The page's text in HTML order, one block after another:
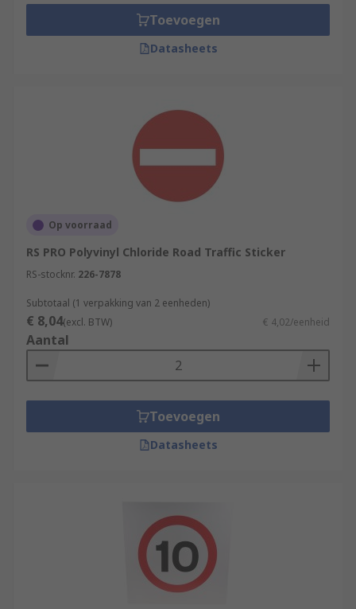
Outside of schoolsToevoegen
Datasheets
Op voorraad
RS PRO Polyvinyl Chloride Road Traffic Sticker
RS-stocknr. 226-7878
Subtotaal (1 verpakking van 2 eenheden)
€ 8,04(excl. BTW) € 4,02/eenheid
Aantal
Toevoegen
Datasheets